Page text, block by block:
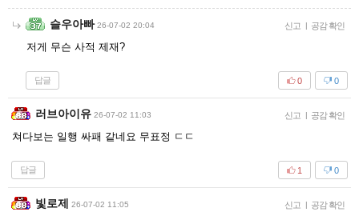
슬우아빠 26-07-02 20:04 신고 | 공감 확인
저게 무슨 사적 제재?
답글 0
0
러브아이유 26-07-02 11:03 신고 | 공감 확인
쳐다보는 일행 싸패 같네요 무표정 ㄷㄷ
답글 0
1
빛로제 26-07-02 11:05 신고 | 공감 확인